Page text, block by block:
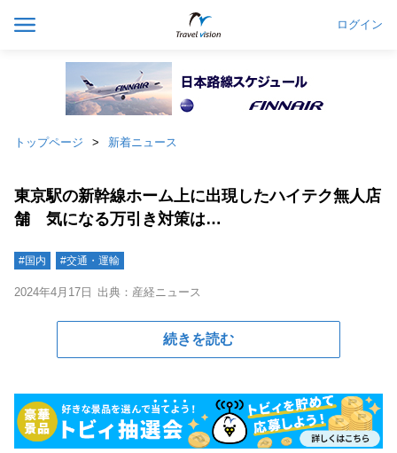
ログイン
トップページ 新着ニュース
東京駅の新幹線ホーム上に出現したハイテク無人店
舗 気になる万引き対策は…
#国内 #交通・運輸
2024年4月17日 出典：産経ニュース
続きを読む